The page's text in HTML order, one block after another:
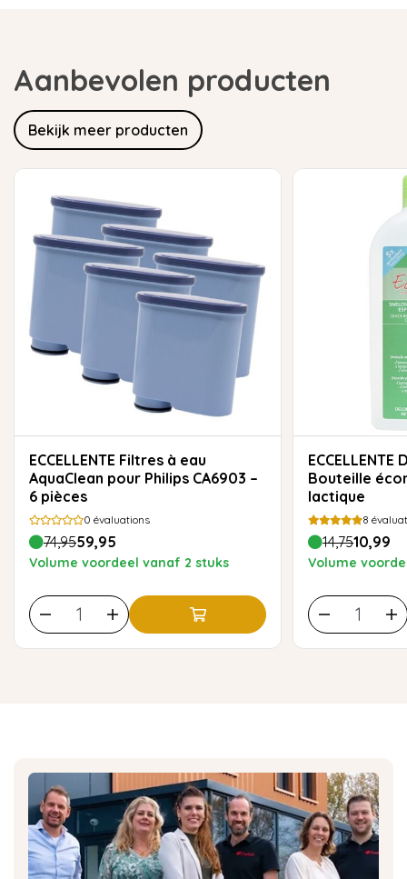
Aanbevolen producten
Bekijk meer producten
ECCELLENTE Filtres à eau
AquaClean pour Philips CA6903 –
6 pièces
0 évaluations
74,9559,95
Volume voordeel vanaf 2 stuks
ECCELLENTE Détartrant rapide
Bouteille
lactique
8
14,7510,99
Volume